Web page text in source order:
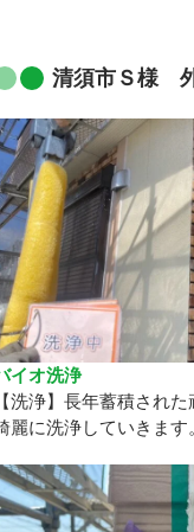
清須市Ｓ様
イオ洗浄
【洗浄】長年蓄積され
麗に洗浄していきます